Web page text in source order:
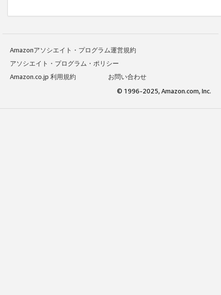
Amazonアソシエイト・プログラム運営規約
アソシエイト・プログラム・ポリシー
Amazon.co.jp 利用規約
お問い合わせ
© 1996-2025, Amazon.com, Inc.